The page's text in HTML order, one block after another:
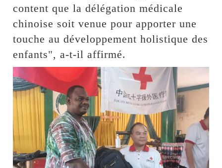
content que la délégation médicale
chinoise soit venue pour apporter une
touche au développement holistique des
enfants", a-t-il affirmé.